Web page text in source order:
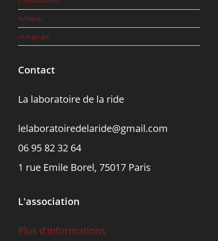
Adhérer
Instagram
Contact
La laboratoire de la ride
lelaboratoiredelaride@gmail.com
06 95 82 32 64
1 rue Emile Borel, 75017 Paris
L'association
Plus d'informations